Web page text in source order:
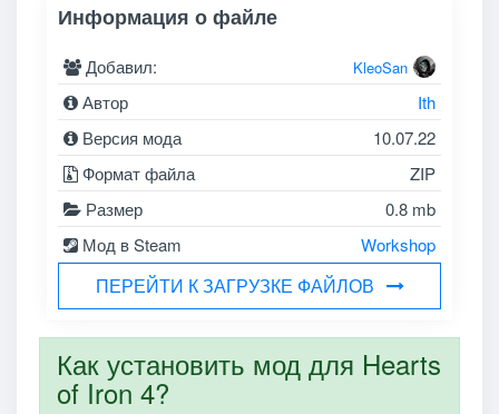
Информация о файле
Добавил: KleoSan
Автор
Ith
Версия мода
10.07.22
Формат файла
ZIP
Размер
0.8 mb
Мод в Steam
Workshop
ПЕРЕЙТИ К ЗАГРУЗКЕ ФАЙЛОВ
Как установить мод для Hearts
of Iron 4?